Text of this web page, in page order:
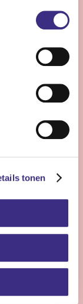
tonen
complexe
jou de
zorg -
bieden
en sociale